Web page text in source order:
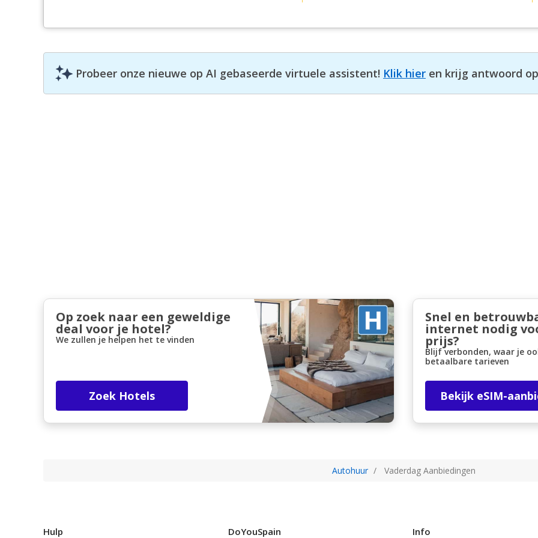
Probeer onze nieuwe op AI gebaseerde virtuele assistent! Klik hier en krijg antwoord
Op zoek naar een geweldige
deal voor je hotel?
We zullen je helpen het te vinden
Zoek Hotels
Snel en
internet nodig
prijs?
Blijf verbonden, waar je
betaalbare tarieven
Bekijk eSIM-
Autohuur Vaderdag Aanbiedingen
Hulp DoYouSpain Info